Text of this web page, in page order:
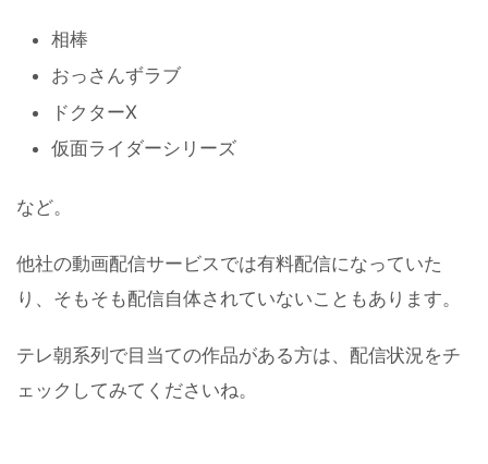
相棒
おっさんずラブ
ドクターX
仮面ライダーシリーズ
など。
他社の動画配信サービスでは有料配信になっていた
り、そもそも配信自体されていないこともあります。
テレ朝系列で目当ての作品がある方は、配信状況をチ
ェックしてみてくださいね。